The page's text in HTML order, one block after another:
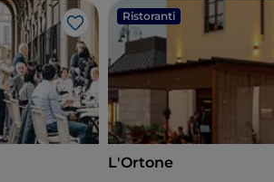
Like
Ristoranti
L'Ortone